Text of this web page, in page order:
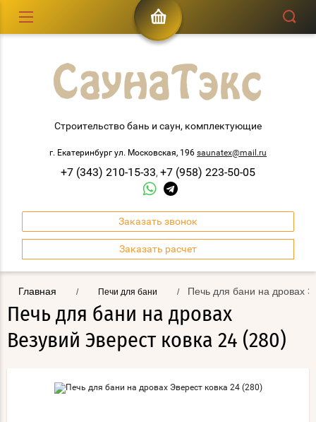
Строительство бань и саун, комплектующие
г. Екатеринбург ул. Московская, 196 saunatex@mail.ru
+7 (343) 210-15-33, +7 (958) 223-50-05
Заказать звонок
Заказать расчет
Главная / Печи для бани / Печь для бани на дровах
Печь для бани на дровах
Везувий Эверест ковка 24 (280)